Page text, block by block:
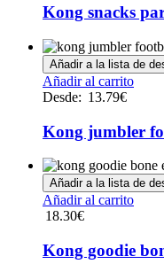
Las
se
la
de
Kong snacks
Añadir a la lista de
Añadir al carritoEste
Las
se
la
Desde: 13.79€
Kong jumbler
Añadir a la lista de
Añadir al carrito
18.30€
Kong goodie